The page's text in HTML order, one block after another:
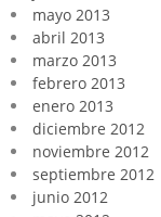
mayo 2013
abril 2013
marzo 2013
febrero 2013
enero 2013
diciembre 2012
noviembre 2012
septiembre 2012
junio 2012